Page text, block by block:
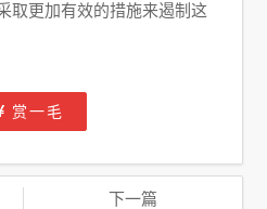
取更加有效的措施来遏制这
赏一毛
下一篇